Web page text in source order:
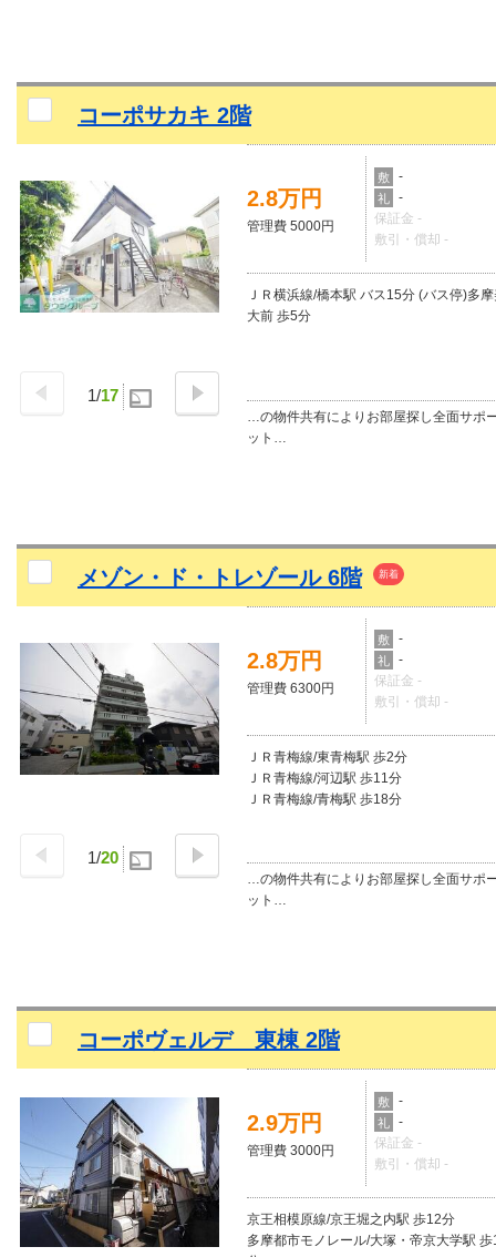
コーポサカキ 2階
1/17
2.8万円
管理費 5000円
敷 -
礼
-
保証金 -
敷引・償却 -
ＪＲ横浜線/橋本駅 バス15分 (バス停)多
大前 歩5分
…の物件共有によりお部屋探し全面サポ
ット…
メゾン・ド・トレゾール 6階 新着
1/20
2.8万円
管理費 6300円
敷 -
礼
-
保証金 -
敷引・償却 -
ＪＲ青梅線/東青梅駅 歩2分
ＪＲ青梅線/河辺駅 歩11分
ＪＲ青梅線/青梅駅 歩18分
…の物件共有によりお部屋探し全面サポ
ット…
コーポヴェルデ 東棟 2階
2.9万円
管理費 3000円
敷 -
礼
-
保証金 -
敷引・償却 -
京王相模原線/京王堀之内駅 歩12分
多摩都市モノレール/大塚・帝京大学駅 歩